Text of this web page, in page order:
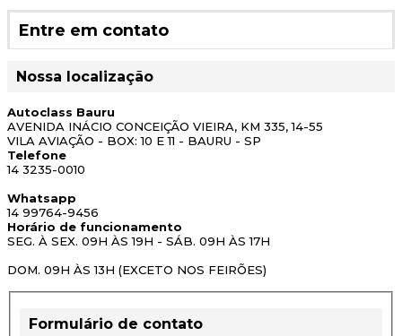
Entre em contato
Nossa localização
Autoclass Bauru
AVENIDA INÁCIO CONCEIÇÃO VIEIRA, KM 335, 14-55
VILA AVIAÇÃO - BOX: 10 E 11 - BAURU - SP
Telefone
14 3235-0010
Whatsapp
14 99764-9456
Horário de funcionamento
SEG. À SEX. 09H ÀS 19H - SÁB. 09H ÀS 17H
DOM. 09H ÀS 13H (EXCETO NOS FEIRÕES)
Formulário de contato